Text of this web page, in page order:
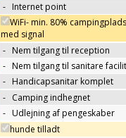
- Internet point
WiFi- min. 80%
med signal
- Nem tilgang til reception
- Nem tilgang til sanitare
- Handicapsanitar komplet
- Camping indhegnet
- Udlejning af pengeskaber
hunde tilladt